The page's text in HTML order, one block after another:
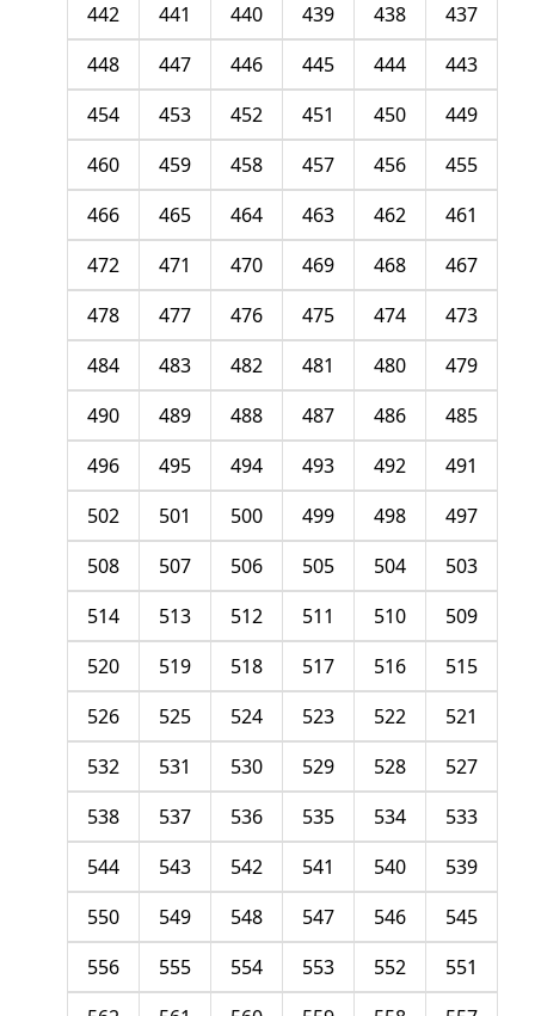
437
438
439
440
441
442
443
444
445
446
447
448
449
450
451
452
453
454
455
456
457
458
459
460
461
462
463
464
465
466
467
468
469
470
471
472
473
474
475
476
477
478
479
480
481
482
483
484
485
486
487
488
489
490
491
492
493
494
495
496
497
498
499
500
501
502
503
504
505
506
507
508
509
510
511
512
513
514
515
516
517
518
519
520
521
522
523
524
525
526
527
528
529
530
531
532
533
534
535
536
537
538
539
540
541
542
543
544
545
546
547
548
549
550
551
552
553
554
555
556